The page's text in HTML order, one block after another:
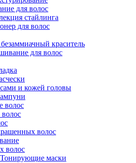
для волос
стайлинга
для волос
краситель
для волос
и кожей головы
волос
волос
волос
маски